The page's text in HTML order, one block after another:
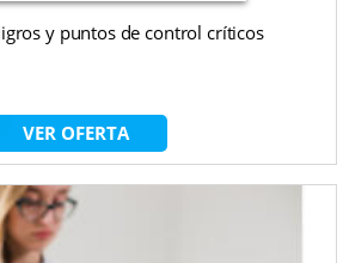
y puntos de control críticos
VER OFERTA